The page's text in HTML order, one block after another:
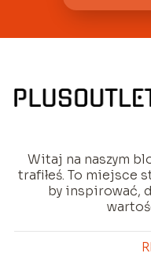
Witaj na naszym
trafiłeś. To miejsce
by inspirować,